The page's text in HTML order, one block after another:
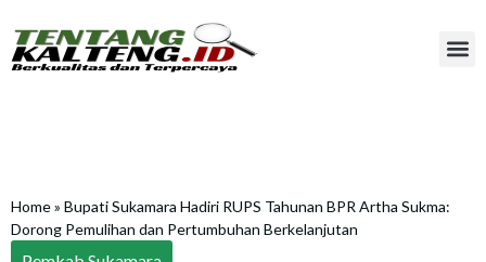
Home» Bupati Sukamara Hadiri RUPS Tahunan BPR Artha Sukma:
Dorong Pemulihan dan Pertumbuhan Berkelanjutan